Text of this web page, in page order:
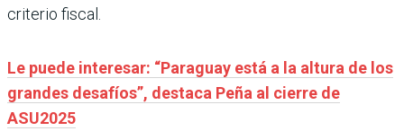
criterio fiscal.
Le puede interesar: “Paraguay está a la altura de los
grandes desafíos”, destaca Peña al cierre de
ASU2025